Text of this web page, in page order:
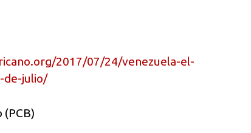
2017/07/24/venezuela-el-
de-julio/